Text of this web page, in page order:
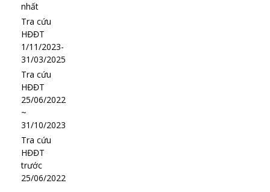
nhất
Tra cứu
HĐĐT
1/11/2023-
31/03/2025
Tra cứu
HĐĐT
25/06/2022
~
31/10/2023
Tra cứu
HĐĐT
trước
25/06/2022